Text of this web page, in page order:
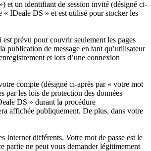
et un identifiant de session invité (désigné ci-
« IDeale DS » et est utilisé pour stocker les
prévu pour couvrir seulement les pages
publication de message en tant qu’utilisateur
et lors d’une connexion
compte (désigné ci-après par « votre mot
par les lois de protection des données
DS » durant la procédure
affichée publiquement. De plus, dans votre
Internet différents. Votre mot de passe est le
partie ne peut vous demander légitimement